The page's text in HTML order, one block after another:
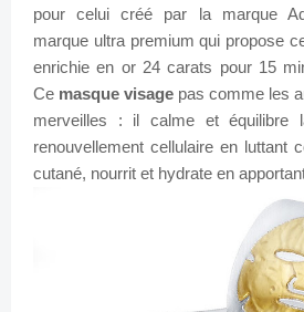
pour celui créé par la marque
marque ultra premium qui propose
enrichie en or 24 carats pour 15
Ce masque visage pas comme les
merveilles : il calme et équilibre
renouvellement cellulaire en luttant
cutané, nourrit et hydrate en